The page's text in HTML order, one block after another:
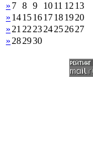
» 7 8 9 1011 12 13
» 14151617181920
» 21 22 2324252627
» 282930